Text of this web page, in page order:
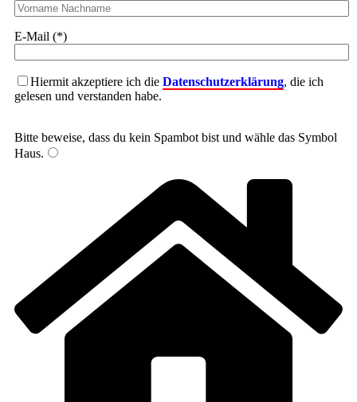
E-Mail (*)
Hiermit akzeptiere ich die Datenschutzerklärung, die ich
gelesen und verstanden habe.
Bitte beweise, dass du kein Spambot bist und wähle das Symbol
Haus.